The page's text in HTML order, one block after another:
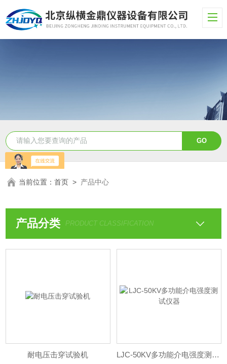
当前位置：首页 > 产品中心
产品分类 PRODUCT CLASSIFICATION
耐电压击穿试验机 LJC-50KV多功能介电强度测试仪器